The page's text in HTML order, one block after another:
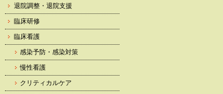
退院調整・退院支援
臨床研修
臨床看護
感染予防・感染対策
慢性看護
クリティカルケア